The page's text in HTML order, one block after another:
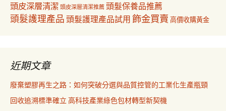
頭皮深層清潔 頭皮深層清潔推薦 頭髮保養品推薦
頭髮護理產品 頭髮護理產品試用 飾金買賣 高價收購黃金
近期文章
廢棄塑膠再生之路：如何突破分選與品質控管的工業化生產瓶頸
回收追溯標準確立 高科技產業綠色包材轉型新契機